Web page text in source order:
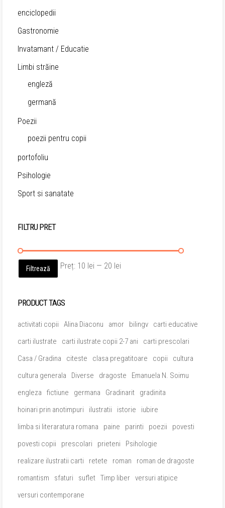
enciclopedii
Gastronomie
Invatamant / Educatie
Limbi străine
engleză
germană
Poezii
poezii pentru copii
portofoliu
Psihologie
Sport si sanatate
FILTRU PRET
Preț
Preț
Filtrează Preț: 10 lei — 20 lei
PRODUCT TAGS
activitati copii Alina Diaconu amor bilingv
carti educative
carti ilustrate
carti ilustrate copii 2-7 ani
carti prescolari
Casa / Gradina
citeste clasa pregatitoare copii
cultura
cultura generala
Diverse dragoste
Emanuela N. Soimu
engleza
fictiune germana Gradinarit
gradinita
hoinari prin anotimpuri
ilustratii istorie
iubire
limba si literaratura romana
paine parinti poezii
povesti
povesti copii
prescolari prieteni
Psihologie
realizare ilustratii carti
retete roman
roman de dragoste
romantism
sfaturi suflet Timp liber versuri atipice
versuri contemporane